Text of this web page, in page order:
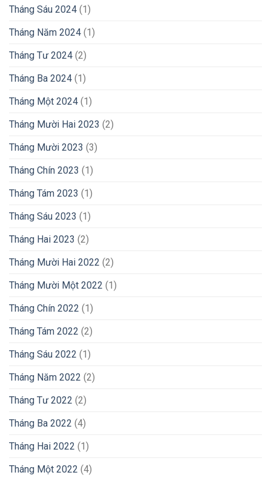
Tháng Sáu 2024 (1)
Tháng Năm 2024 (1)
Tháng Tư 2024 (2)
Tháng Ba 2024 (1)
Tháng Một 2024 (1)
Tháng Mười Hai 2023 (2)
Tháng Mười 2023 (3)
Tháng Chín 2023 (1)
Tháng Tám 2023 (1)
Tháng Sáu 2023 (1)
Tháng Hai 2023 (2)
Tháng Mười Hai 2022 (2)
Tháng Mười Một 2022 (1)
Tháng Chín 2022 (1)
Tháng Tám 2022 (2)
Tháng Sáu 2022 (1)
Tháng Năm 2022 (2)
Tháng Tư 2022 (2)
Tháng Ba 2022 (4)
Tháng Hai 2022 (1)
Tháng Một 2022 (4)